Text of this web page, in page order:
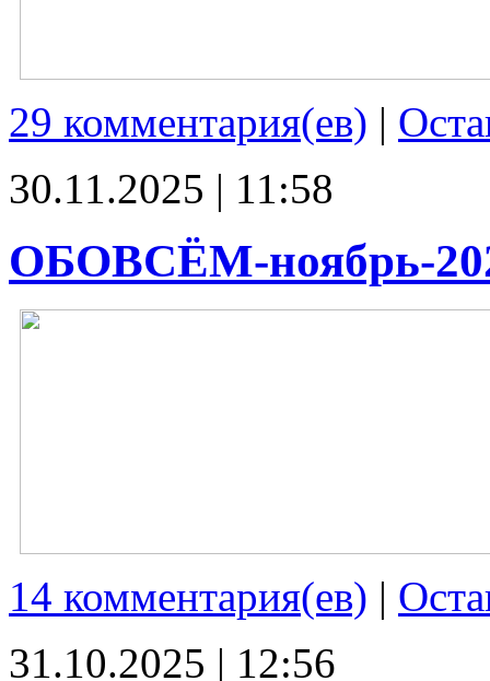
29 комментария(ев) |
30.11.2025 | 11:58
ОБОВСЁМ-ноябрь-
14 комментария(ев) |
31.10.2025 | 12:56